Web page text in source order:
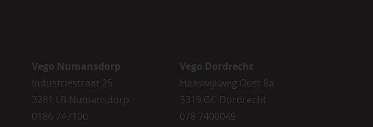
Vego Numansdorp
Industriestraat 25
3281 LB Numansdorp
0186 747100
Vego Dordrecht
Haaswijkweg Oost 8a
3319 GC Dordrecht
078 7400049